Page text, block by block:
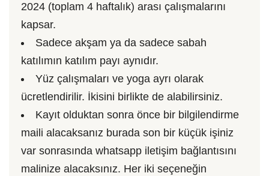
2024 (toplam 4 haftalık) arası çalışmalarını
kapsar.
Sadece akşam ya da sadece sabah
katılımın katılım payı aynıdır.
Yüz çalışmaları ve yoga ayrı olarak
ücretlendirilir. İkisini birlikte de alabilirsiniz.
Kayıt olduktan sonra önce bir bilgilendirme
maili alacaksanız burada son bir küçük işiniz
var sonrasında whatsapp iletişim bağlantısını
malinize alacaksınız. Her iki seçeneğin